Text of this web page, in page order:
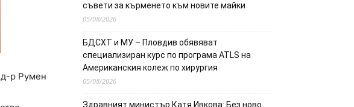
д-р Румен
съвети за кърменето към новите майки
05/08/2026
БДСХТ и МУ – Пловдив обявяват
специализиран курс по програма ATLS на
Американския колеж по хирургия
05/08/2026
Здравният министър Катя Ивкова: Без ново